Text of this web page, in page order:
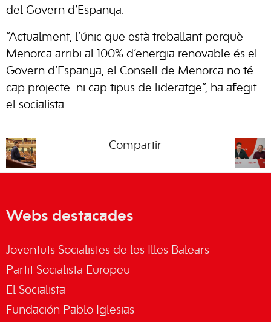
del Govern d’Espanya.
“Actualment, l’únic que està treballant perquè
Menorca arribi al 100% d’energia renovable és el
Govern d’Espanya, el Consell de Menorca no té
cap projecte ni cap tipus de lideratge”, ha afegit
el socialista.
Compartir
Webs destacades
Joventuts Socialistes de les Illes Balears
Partit Socialista Europeu
El Socialista
Fundación Pablo Iglesias